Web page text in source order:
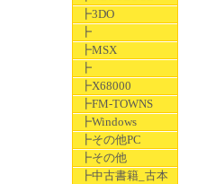
┣3DO
┣
┣MSX
┣
┣X68000
┣FM-TOWNS
┣Windows
┣その他PC
┣その他
┣中古書籍_古本